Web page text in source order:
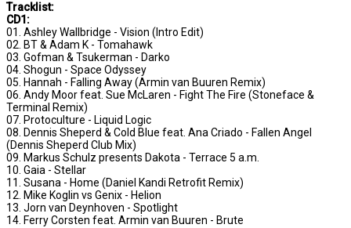
Tracklist:
CD1:
01. Ashley Wallbridge - Vision (Intro Edit)
02. BT & Adam K - Tomahawk
03. Gofman & Tsukerman - Darko
04. Shogun - Space Odyssey
05. Hannah - Falling Away (Armin van Buuren Remix)
06. Andy Moor feat. Sue McLaren - Fight The Fire (Stoneface &
Terminal Remix)
07. Protoculture - Liquid Logic
08. Dennis Sheperd & Cold Blue feat. Ana Criado - Fallen Angel
(Dennis Sheperd Club Mix)
09. Markus Schulz presents Dakota - Terrace 5 a.m.
10. Gaia - Stellar
11. Susana - Home (Daniel Kandi Retrofit Remix)
12. Mike Koglin vs Genix - Helion
13. Jorn van Deynhoven - Spotlight
14. Ferry Corsten feat. Armin van Buuren - Brute